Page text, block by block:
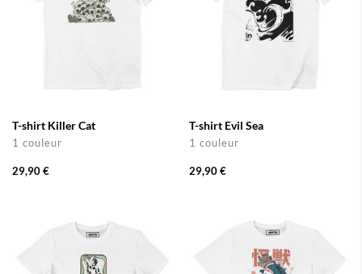
T-shirt Killer Cat
1 couleur
29,90 €
T-shirt Evil Sea
1 couleur
29,90 €